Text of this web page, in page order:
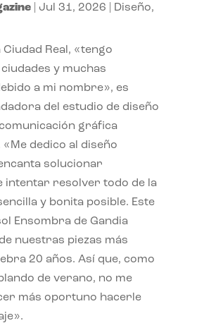
| Jul 31, 2026 Diseño,
Ciudad Real, «tengo
y muchas
a mi nombre», es
del estudio de diseño
gráfica
dedico al diseño
solucionar
intentar resolver todo de la
y bonita posible. Este
Ensombra de Gandia
nuestras piezas más
20 años. Así que, como
de verano, no me
más oportuno hacerle